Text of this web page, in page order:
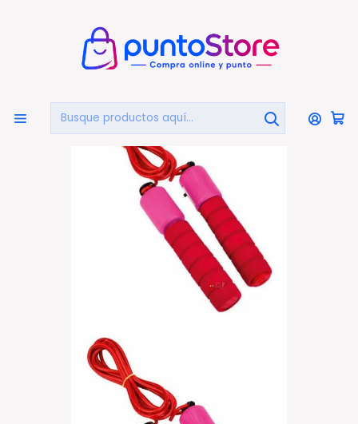
DEPORTES Y FITNESS Cuerdas De Salto
Cuerda De Salto 2.5mts Con Contador De Saltos - Ps